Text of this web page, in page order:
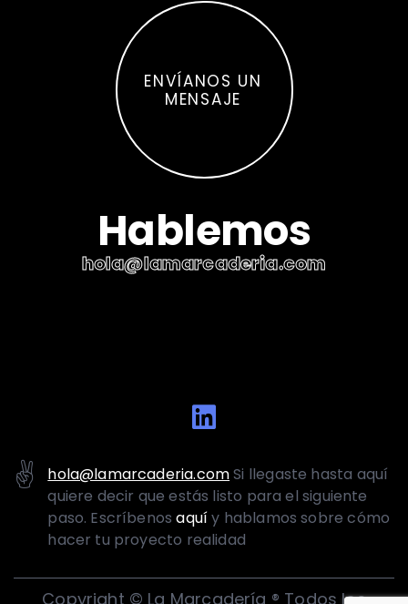
Hablemos
hola@lamarcaderia.com
hola@lamarcaderia.com
ENVÍANOS UN
MENSAJE
✌️ hola@lamarcaderia.comSi llegaste hasta aquí
quiere decir que estás listo para el siguiente
paso. Escríbenosaquíy hablamos sobre cómo
hacer tu proyecto realidad
Copyright © La Marcadería ® Todos los